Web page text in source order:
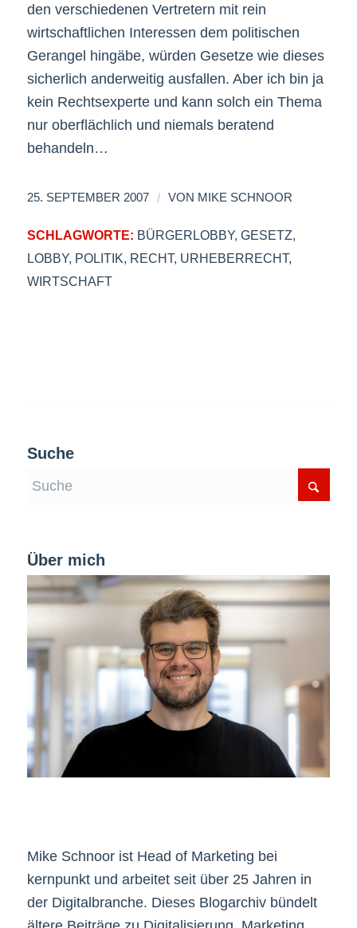
den verschiedenen Vertretern mit rein
wirtschaftlichen Interessen dem politischen
Gerangel hingäbe, würden Gesetze wie dieses
sicherlich anderweitig ausfallen. Aber ich bin ja
kein Rechtsexperte und kann solch ein Thema
nur oberflächlich und niemals beratend
behandeln…
25. SEPTEMBER 2007 / VON MIKE SCHNOOR
SCHLAGWORTE: BÜRGERLOBBY, GESETZ,
LOBBY, POLITIK, RECHT, URHEBERRECHT,
WIRTSCHAFT
Suche
Über mich
Mike Schnoor ist Head of Marketing bei
kernpunkt und arbeitet seit über 25 Jahren in
der Digitalbranche. Dieses Blogarchiv bündelt